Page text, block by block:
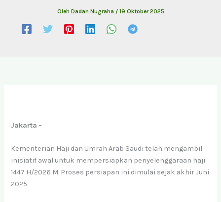
Oleh Dadan Nugraha / 19 Oktober 2025
Jakarta –
Kementerian Haji dan Umrah Arab Saudi telah mengambil
inisiatif awal untuk mempersiapkan penyelenggaraan haji
1447 H/2026 M. Proses persiapan ini dimulai sejak akhir Juni
2025.